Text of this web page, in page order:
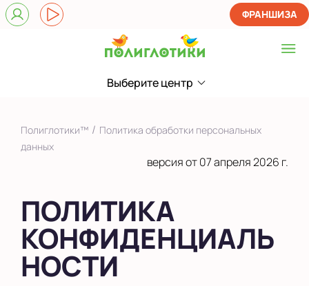
Выберите центр
Выберите центр
Показать на карте
Выбрать другой город
ФРАНШИЗА
Полиглотики™ / Политика обработки персональных
данных
версия от 07 апреля 2026 г.
ПОЛИТИКА
КОНФИДЕНЦИАЛЬ
НОСТИ